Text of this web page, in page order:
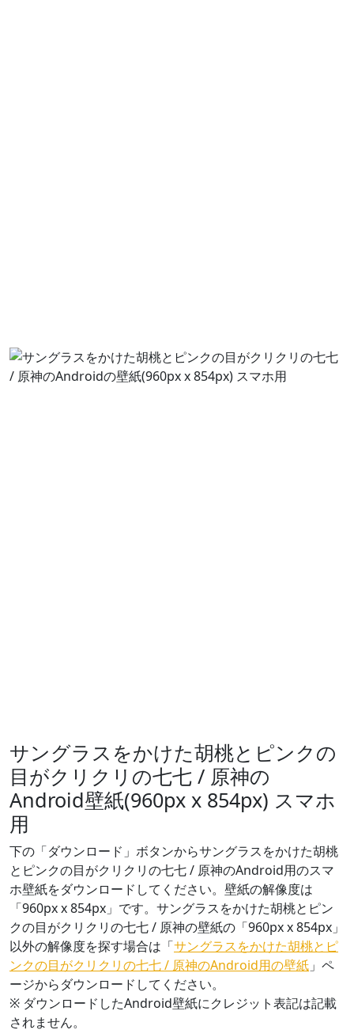
サングラスをかけた胡桃とピンクの
目がクリクリの七七 / 原神の
Android壁紙(960px x 854px) スマホ
用
下の「ダウンロード」ボタンからサングラスをかけた胡桃
とピンクの目がクリクリの七七 / 原神のAndroid用のスマ
ホ壁紙をダウンロードしてください。壁紙の解像度は
「960px x 854px」です。サングラスをかけた胡桃とピン
クの目がクリクリの七七 / 原神の壁紙の「960px x 854px」
以外の解像度を探す場合は「サングラスをかけた胡桃とピ
ンクの目がクリクリの七七 / 原神のAndroid用の壁紙 」ペ
ージからダウンロードしてください。
※ ダウンロードしたAndroid壁紙にクレジット表記は記載
されません。